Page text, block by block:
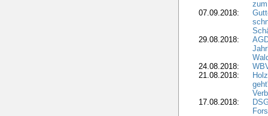
07.09.2018:
29.08.2018:
24.08.2018:
21.08.2018:
17.08.2018: